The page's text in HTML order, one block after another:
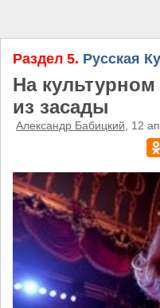
Раздел 5. Русская
На
из засады
Александр Бабицкий , 12